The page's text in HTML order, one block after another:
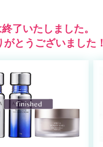
了いたしました。
がとうございました！